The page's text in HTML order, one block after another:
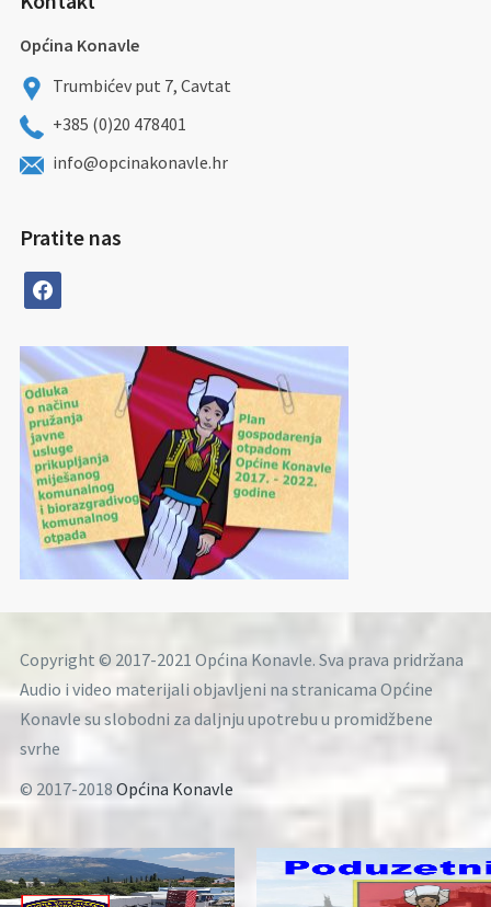
Općina Konavle
Trumbićev put 7, Cavtat
+385 (0)20 478401
info@opcinakonavle.hr
Pratite nas
facebook
Copyright © 2017-2021 Općina Konavle. Sva prava pridržana
Audio i video materijali objavljeni na stranicama Općine
Konavle su slobodni za daljnju upotrebu u promidžbene
svrhe
© 2017-2018 Općina Konavle